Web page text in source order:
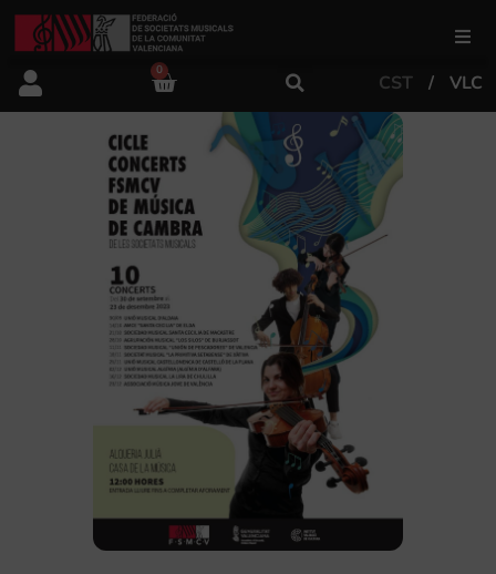
FSMCV
Àrea de gestió
Àrea educativa
Àrea Artística
Actualitat
0
CST VLC